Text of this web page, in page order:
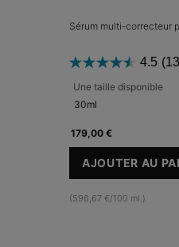
Sérum multi-correcteur
4.5
Une taille disponible
30ml
179,00 €
AJOUTER AU
(596,67 €/100 ml.)